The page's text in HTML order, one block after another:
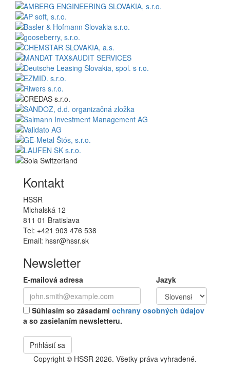
Kontakt
HSSR
Michalská 12
811 01 Bratislava
Tel: +421 903 476 538
Email: hssr@hssr.sk
Newsletter
E-mailová adresa Jazyk
Súhlasím so zásadami ochrany osobných údajov
a so zasielaním newsletteru.
Prihlásiť sa
Copyright © HSSR 2026. Všetky práva vyhradené.